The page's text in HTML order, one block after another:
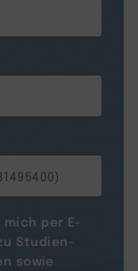
mich per E-
Studien-
sowie